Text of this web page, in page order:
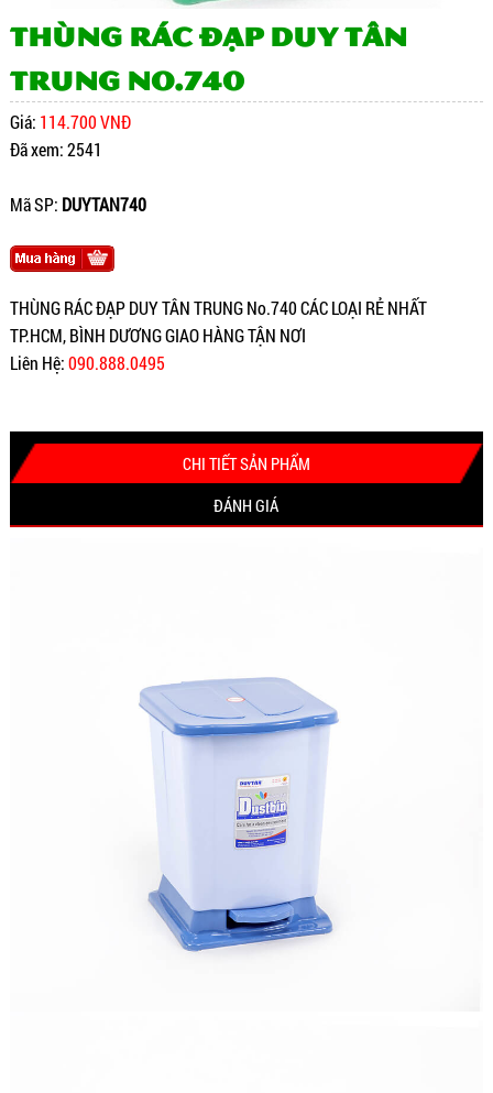
THÙNG RÁC ĐẠP DUY TÂN
TRUNG No.740
Giá: 114.700 VNĐ
Đã xem: 2541
Mã SP: DUYTAN740
THÙNG RÁC ĐẠP DUY TÂN TRUNG No.740 CÁC LOẠI RẺ NHẤT
TP.HCM, BÌNH DƯƠNG GIAO HÀNG TẬN NƠI
Liên Hệ:090.888.0495
CHI TIẾT SẢN PHẨM
ĐÁNH GIÁ